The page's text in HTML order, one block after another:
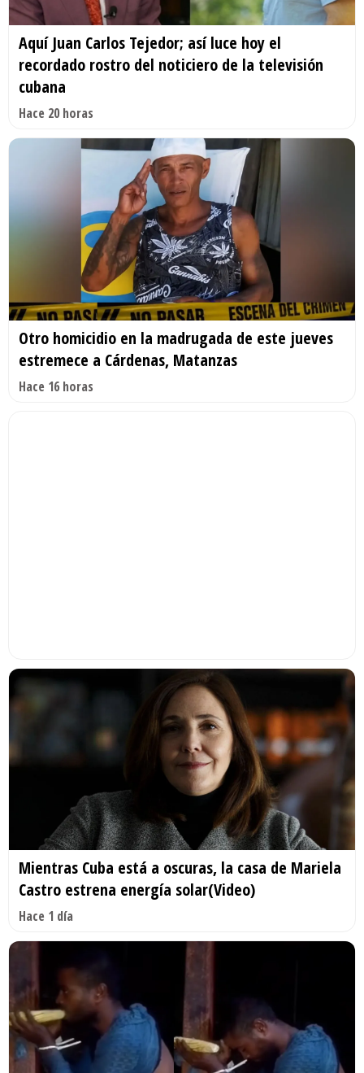
Aquí Juan Carlos Tejedor; así luce hoy el
recordado rostro del noticiero de la televisión
cubana
Hace 20 horas
Otro homicidio en la madrugada de este jueves
estremece a Cárdenas, Matanzas
Hace 16 horas
Mientras Cuba está a oscuras, la casa de Mariela
Castro estrena energía solar(Video)
Hace 1 día